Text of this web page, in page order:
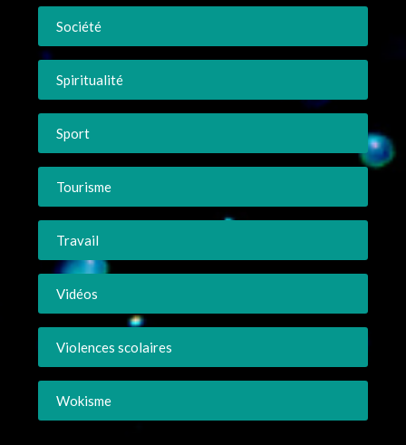
Société
Spiritualité
Sport
Tourisme
Travail
Vidéos
Violences scolaires
Wokisme